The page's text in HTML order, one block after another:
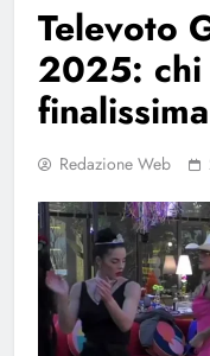
Televoto
2025: chi
finalissima
Redazione Web